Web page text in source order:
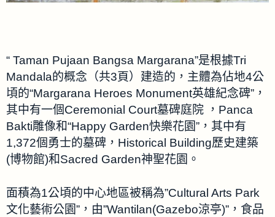
“ Taman Pujaan Bangsa Margarana”是根據Tri
Mandala的概念（共3頁）建造的，主體為佔地4公
頃的“Margarana Heroes Monument英雄紀念碑”，
其中有一個Ceremonial Court墓碑庭院 ，Panca
Bakti雕像和“Happy Garden快樂花園”，其中有
1,372個勇士的墓碑，Historical Building歷史建築
(博物館)和Sacred Garden神聖花園。
面積為1公頃的中心地區被稱為”Cultural Arts Park
文化藝術公園”，由”Wantilan(Gazebo涼亭)”，食品